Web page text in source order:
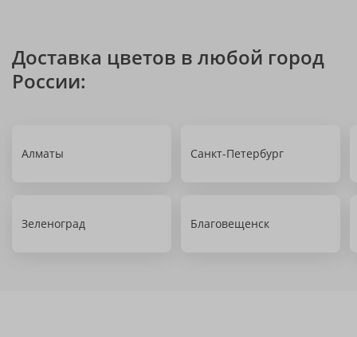
Доставка цветов в любой город
России:
Алматы Санкт-Петербург
Зеленоград Благовещенск